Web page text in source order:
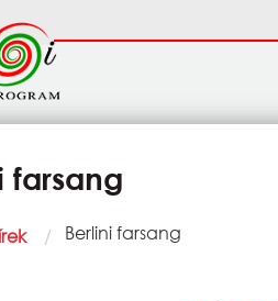
farsang
Current:
Berlini farsang